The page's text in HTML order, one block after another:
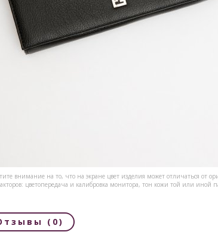
внимание на то, что на экране цвет изделия может отличаться от
цветопередача и калибровка монитора, тон кожи той или иной
(0)